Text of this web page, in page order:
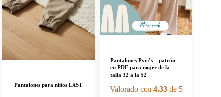
Pantalones para niños LAST
Pantalones Pym’s – patrón
en PDF para mujer de la
talla 32 a la 52
Valorado con 4.33de 5